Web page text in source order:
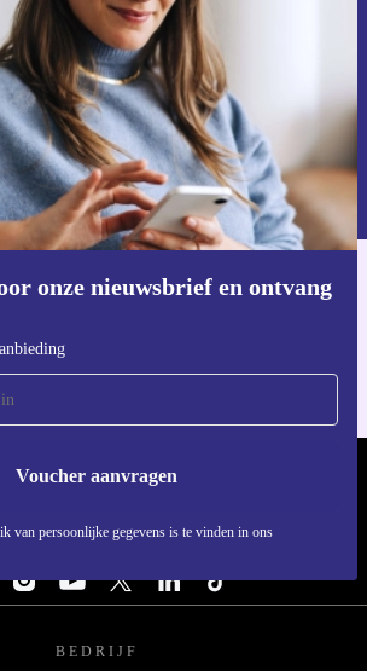
onze nieuwsbrief en ontvang
Voucher aanvragen
van persoonlijke gegevens is te vinden in ons
Voucher aanvragen
van persoonsgegevens vind je in ons
Download de refurbed app
NEDERLAND - RETHINK NEW.
VOLG ONS
BEDRIJF